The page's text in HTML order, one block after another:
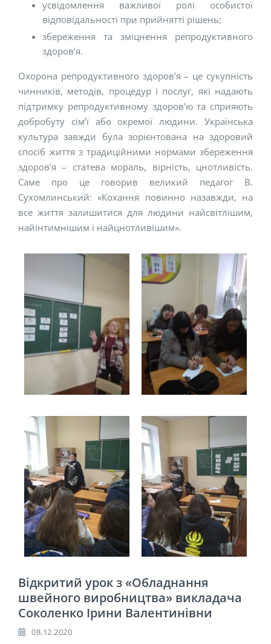
усвідомлення важливої ролі особистої
відповідальності при прийнятті рішень;
збереження та зміцнення репродуктивного
здоров’я.
Охорона репродуктивного здоров’я – це сукупність
чинників, методів, процедур і послуг, які надають
підтримку репродуктивному здоров’ю та сприяють
добробуту сім’ї або окремої людини. Українська
культура завжди була зорієнтована на здоровий
спосіб життя з традиційними нормами збереження
здоров’я – статева мораль, вірність, цнотливість.
Саме про це говорив великий педагог В.
Сухомлинський: «Кохання повинно назавжди, на
все життя залишитися для людини найсвітлішим,
найінтимнішим і найцнотливішим».
Відкритий урок з «Обладнання
швейного виробництва» викладача
Соколенко Ірини Валентинівни
08.12.2020